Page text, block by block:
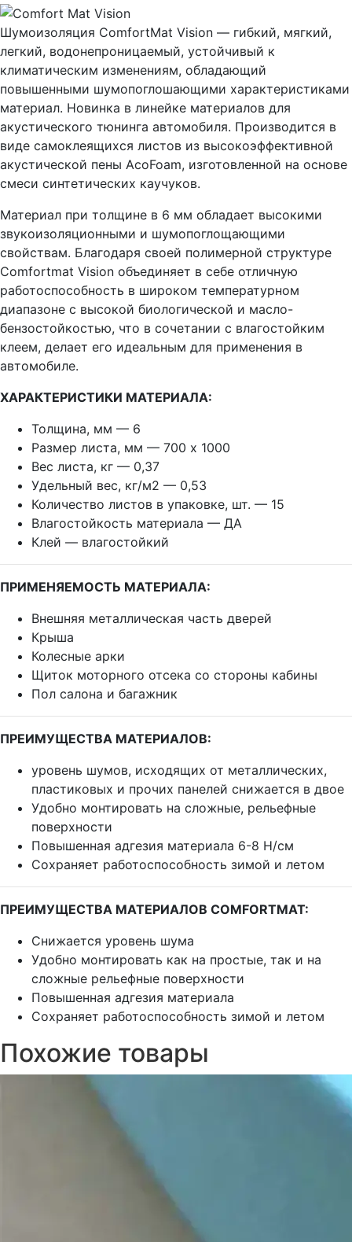
Шумоизоляция ComfortMat Vision — гибкий, мягкий,
легкий, водонепроницаемый, устойчивый к
климатическим изменениям, обладающий
повышенными шумопоглошающими характеристиками
материал. Новинка в линейке материалов для
акустического тюнинга автомобиля. Производится в
виде самоклеящихся листов из высокоэффективной
акустической пены AcoFoam, изготовленной на основе
смеси синтетических каучуков.
Материал при толщине в 6 мм обладает высокими
звукоизоляционными и шумопоглощающими
свойствам. Благодаря своей полимерной структуре
Comfortmat Vision объединяет в себе отличную
работоспособность в широком температурном
диапазоне с высокой биологической и масло-
бензостойкостью, что в сочетании с влагостойким
клеем, делает его идеальным для применения в
автомобиле.
ХАРАКТЕРИСТИКИ МАТЕРИАЛА:
Толщина, мм — 6
Размер листа, мм — 700 х 1000
Вес листа, кг — 0,37
Удельный вес, кг/м2 — 0,53
Количество листов в упаковке, шт. — 15
Влагостойкость материала — ДА
Клей — влагостойкий
ПРИМЕНЯЕМОСТЬ МАТЕРИАЛА:
Внешняя металлическая часть дверей
Крыша
Колесные арки
Щиток моторного отсека со стороны кабины
Пол салона и багажник
ПРЕИМУЩЕСТВА МАТЕРИАЛОВ:
уровень шумов, исходящих от металлических,
пластиковых и прочих панелей снижается в двое
Удобно монтировать на сложные, рельефные
поверхности
Повышенная адгезия материала 6-8 Н/см
Сохраняет работоспособность зимой и летом
ПРЕИМУЩЕСТВА МАТЕРИАЛОВ COMFORTMAT:
Снижается уровень шума
Удобно монтировать как на простые, так и на
сложные рельефные поверхности
Повышенная адгезия материала
Сохраняет работоспособность зимой и летом
Похожие товары